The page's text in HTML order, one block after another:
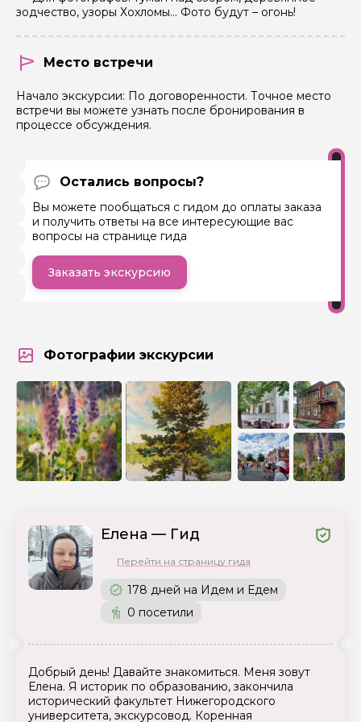
зодчество, узоры Хохломы… Фото будут – огонь!
Место встречи
Начало экскурсии: По договоренности. Точное место
встречи вы можете узнать после бронирования в
процессе обсуждения.
Остались вопросы?
Вы можете пообщаться с гидом до оплаты заказа
и получить ответы на все интересующие вас
вопросы на странице гида
Заказать экскурсию
Фотографии экскурсии
+
Елена — Гид
Перейти на страницу гида
178 дней на Идем и Едем
0 посетили
Добрый день! Давайте знакомиться. Меня зовут
Елена. Я историк по образованию, закончила
исторический факультет Нижегородского
университета, экскурсовод. Коренная